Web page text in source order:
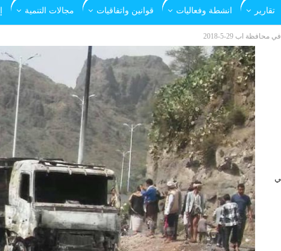
تقارير انشطة وفعاليات قوانين واتفاقيات مجالات التنمية
اب 29-5-2018
في